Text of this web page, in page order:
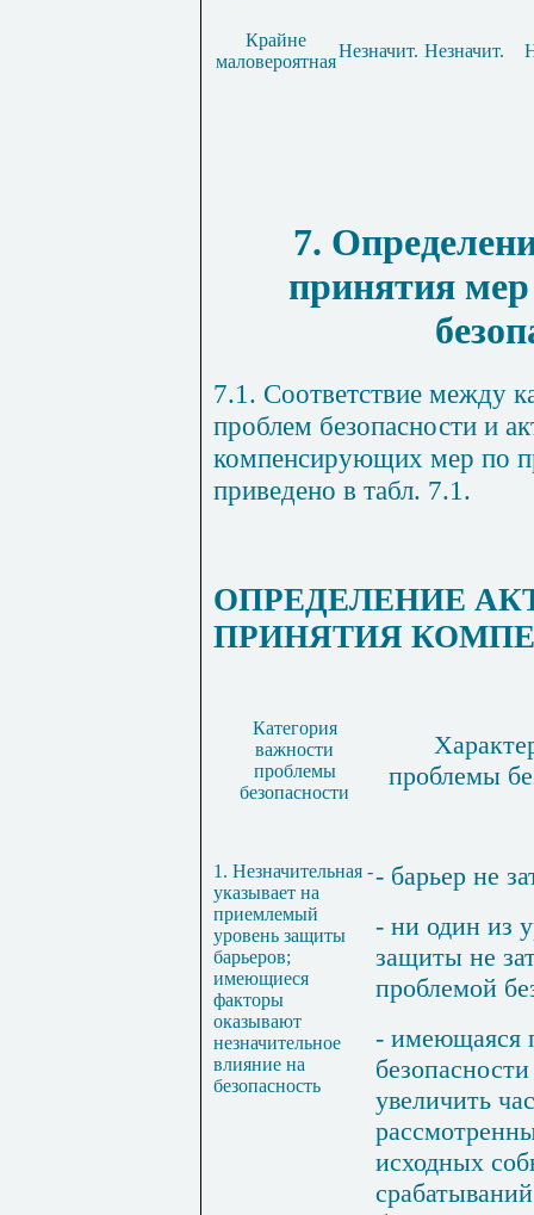
Крайне
маловероятная
Незначит. Незначит.
7.
принятия
7.1. Соответствие между
проблем безопасности и
компенсирующих мер по
приведено в табл. 7.1.
ОПРЕДЕЛЕНИЕ
ПРИНЯТИЯ
Категория
важности
проблемы
безопасности
проблемы
1. Незначительная -
указывает на
приемлемый
уровень защиты
барьеров;
имеющиеся
факторы
оказывают
незначительное
влияние на
безопасность
- барьер не
- ни один из
защиты не
проблемой
- имеющаяся
увеличить
исходных